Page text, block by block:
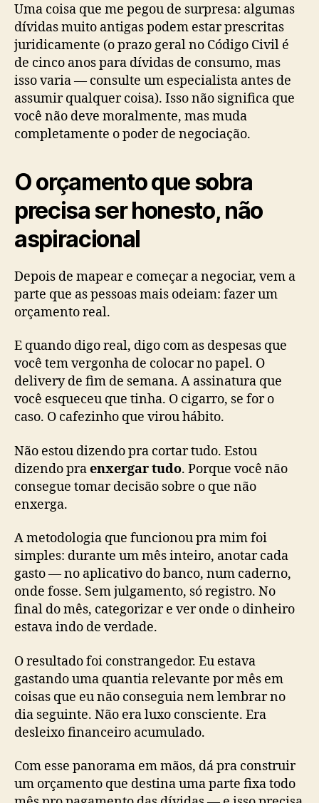
Uma coisa que me pegou de surpresa: algumas
dívidas muito antigas podem estar prescritas
juridicamente (o prazo geral no Código Civil é
de cinco anos para dívidas de consumo, mas
isso varia — consulte um especialista antes de
assumir qualquer coisa). Isso não significa que
você não deve moralmente, mas muda
completamente o poder de negociação.
O orçamento que sobra
precisa ser honesto, não
aspiracional
Depois de mapear e começar a negociar, vem a
parte que as pessoas mais odeiam: fazer um
orçamento real.
E quando digo real, digo com as despesas que
você tem vergonha de colocar no papel. O
delivery de fim de semana. A assinatura que
você esqueceu que tinha. O cigarro, se for o
caso. O cafezinho que virou hábito.
Não estou dizendo pra cortar tudo. Estou
dizendo praenxergar tudo. Porque você não
consegue tomar decisão sobre o que não
enxerga.
A metodologia que funcionou pra mim foi
simples: durante um mês inteiro, anotar cada
gasto — no aplicativo do banco, num caderno,
onde fosse. Sem julgamento, só registro. No
final do mês, categorizar e ver onde o dinheiro
estava indo de verdade.
O resultado foi constrangedor. Eu estava
gastando uma quantia relevante por mês em
coisas que eu não conseguia nem lembrar no
dia seguinte. Não era luxo consciente. Era
desleixo financeiro acumulado.
Com esse panorama em mãos, dá pra construir
um orçamento que destina uma parte fixa todo